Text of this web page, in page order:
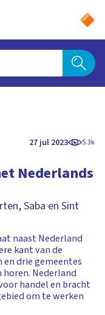
27 jul 2023 5.3k
Nederlands
Saba en Sint
naast Nederland
kant van de
drie gemeentes
Nederland
handel en bracht
om te werken